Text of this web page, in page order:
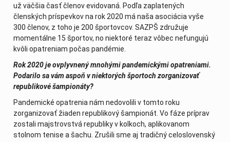
už väčšia časť členov evidovaná. Podľa zaplatených
členských príspevkov na rok 2020 má naša asociácia vyše
300 členov, z toho je 200 športovcov. SAZPŠ združuje
momentálne 15 športov, no niektoré teraz vôbec nefungujú
kvôli opatreniam počas pandémie.
Rok 2020 je ovplyvnený mnohými pandemickými opatreniami.
Podarilo sa vám aspoň v niektorých športoch zorganizovať
republikové šampionáty?
Pandemické opatrenia nám nedovolili v tomto roku
zorganizovať žiaden republikový šampionát. Vo fáze príprav
zostali majstrovstvá republiky v kolkoch, aplikovanom
stolnom tenise a šachu. Zrušili sme aj tradičný celoslovenský